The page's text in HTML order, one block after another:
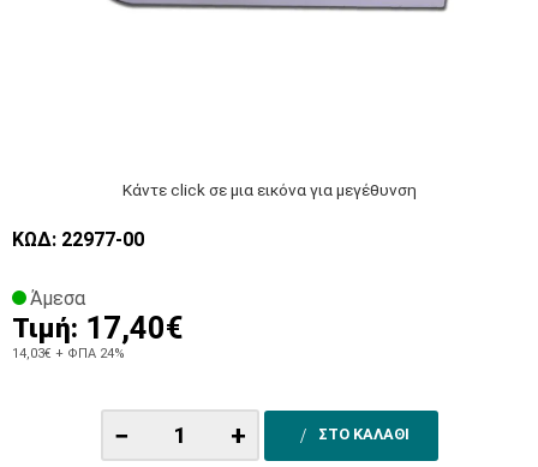
Κάντε click σε μια εικόνα για μεγέθυνση
ΚΩΔ: 22977-00
Άμεσα
Τιμή: 17,40€
14,03€ + ΦΠΑ 24%
− + ΣΤΟ ΚΑΛΑΘΙ